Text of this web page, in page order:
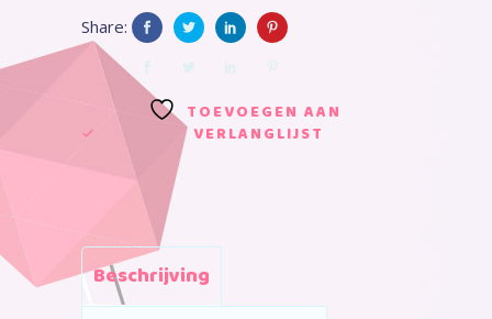
Share:
TOEVOEGEN AAN
VERLANGLIJST
Beschrijving